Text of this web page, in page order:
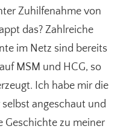
Zuhilfenahme von
das? Zahlreiche
im Netz sind bereits
MSM und HCG, so
Ich habe mir die
selbst angeschaut und
Geschichte zu meiner